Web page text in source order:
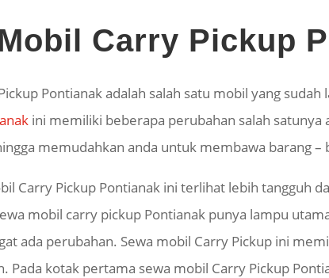
Carry Pickup
Pontianak adalah salah satu mobil yang
ini memiliki beberapa perubahan salah
memudahkan anda untuk membawa barang –
Carry Pickup Pontianak ini terlihat lebih tangguh
mobil carry pickup Pontianak punya lampu
ada perubahan. Sewa mobil Carry Pickup ini
Pada kotak pertama sewa mobil Carry Pickup